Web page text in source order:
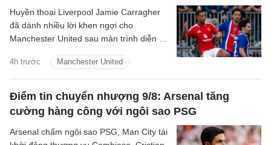
4h trước Manchester United
Huyền thoại Liverpool Jamie Carragher
đã dành nhiều lời khen ngợi cho
Manchester United sau màn trình diễn ấn
hữu tiền mùa giải với Paris Saint-
Germain.
Điểm tin chuyển nhượng 9/8: Arsenal tăng
cường hàng công với ngôi sao PSG
Arsenal chấm ngôi sao PSG, Man City tái